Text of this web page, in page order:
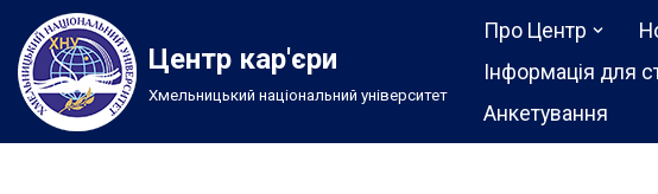
Перейти
до
вмісту
Центр кар'єри
Хмельницький національний університет
Про Центр
Інформація для
Анкетування